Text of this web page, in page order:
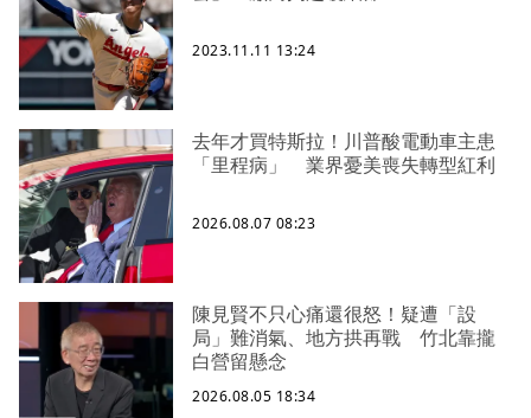
2023.11.11 13:24
去年才買特斯拉！川普酸電動車主患
「里程病」 業界憂美喪失轉型紅利
2026.08.07 08:23
陳見賢不只心痛還很怒！疑遭「設
局」難消氣、地方拱再戰 竹北靠攏
白營留懸念
2026.08.05 18:34